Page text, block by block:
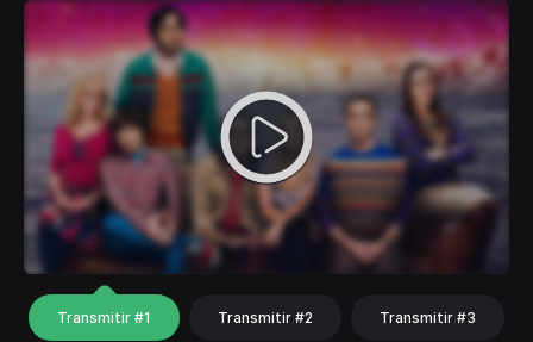
Transmitir #1 Transmitir #2 Transmitir #3